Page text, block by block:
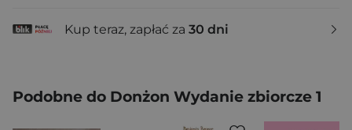
Kup teraz, zapłać za 30 dni
Podobne do Donżon Wydanie zbiorcze 1